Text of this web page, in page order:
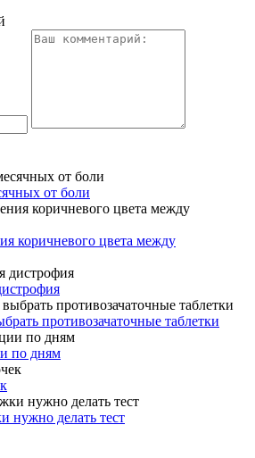
от боли
коричневого цвета между
противозачаточные таблетки
по дням
нужно делать тест